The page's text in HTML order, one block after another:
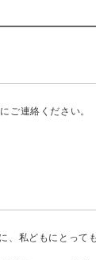
ご連絡ください。
私どもにとって